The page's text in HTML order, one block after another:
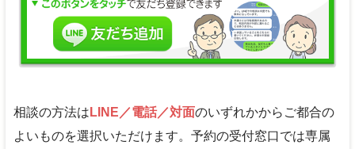
相談の方法は LINE／電話／対面のいずれかからご都合の
よいものを選択いただけます。予約の受付窓口では専属